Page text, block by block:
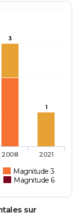
3
1
Magnitude 3
Magnitude 6
2008 2021
sur